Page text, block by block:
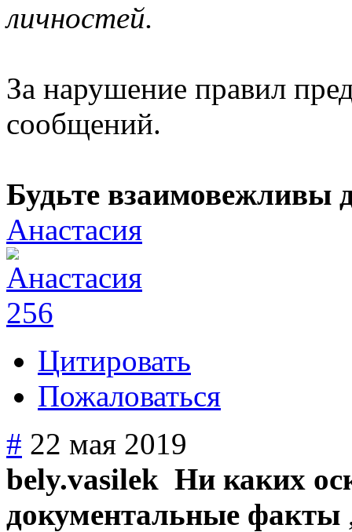
личностей.
За нарушение правил
сообщений.
Будьте взаимовежливы
Анастасия
256
Цитировать
Пожаловаться
# 22 мая 2019
bely.vasilek Ни каких
документальные факты